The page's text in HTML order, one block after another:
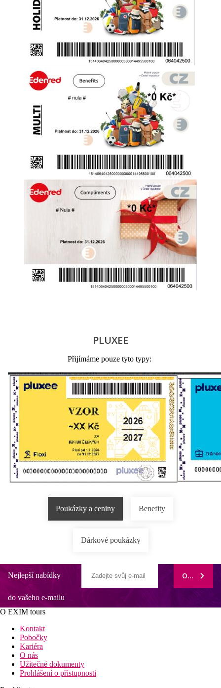
PLUXEE
Přijímáme pouze tyto typy:
Poukázky a ceniny Benefity
Dárkové poukázky
Nejlepší nabídky
do vašeho e-mailu
ODEBÍRAT
O EXIM tours
Kontakt
Pobočky
Kariéra
O nás
Užitečné dokumenty
Prohlášení o přístupnosti